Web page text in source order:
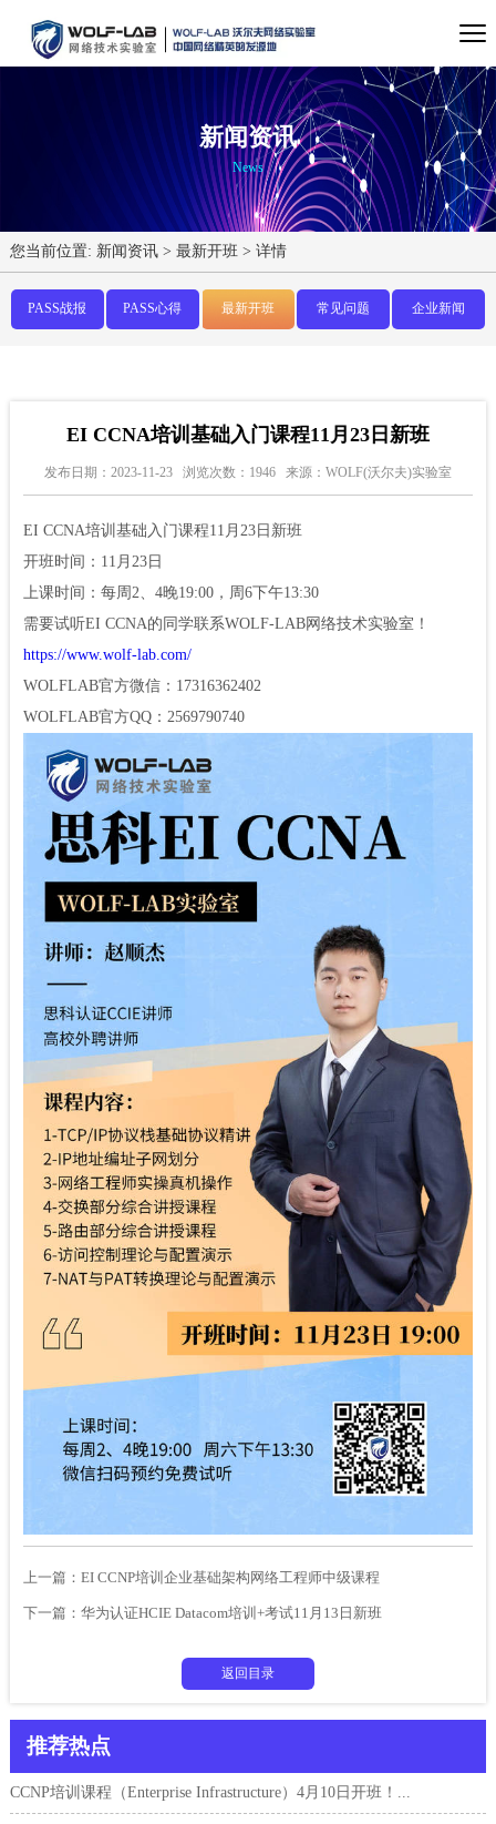
新闻资讯
News
您当前位置: 新闻资讯> 最新开班 > 详情
PASS战报 PASS心得 最新开班 常见问题 企业新闻
EI CCNA培训基础入门课程11月23日新班
发布日期：2023-11-23 浏览次数：1946 来源：WOLF(沃尔夫)实验室
EI CCNA培训基础入门课程11月23日新班
开班时间：11月23日
上课时间：每周2、4晚19:00，周6下午13:30
需要试听EI CCNA的同学联系WOLF-LAB网络技术实验室！
https://www.wolf-lab.com/
WOLFLAB官方微信：17316362402
WOLFLAB官方QQ：2569790740
上一篇： ​EI CCNP培训企业基础架构网络工程师中级课程
下一篇： 华为认证HCIE Datacom培训+考试11月13日新班
返回目录
推荐热点
CCNP培训课程（Enterprise Infrastructure）4月10日开班！...